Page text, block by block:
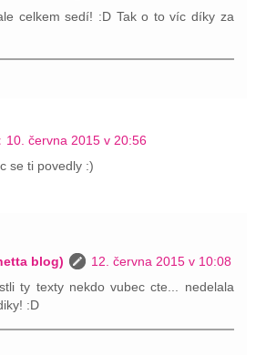
celkem sedí! :D Tak o to víc díky za
10. června 2015 v 20:56
se ti povedly :)
blog)
12. června 2015 v 10:08
ty texty nekdo vubec cte... nedelala
:D